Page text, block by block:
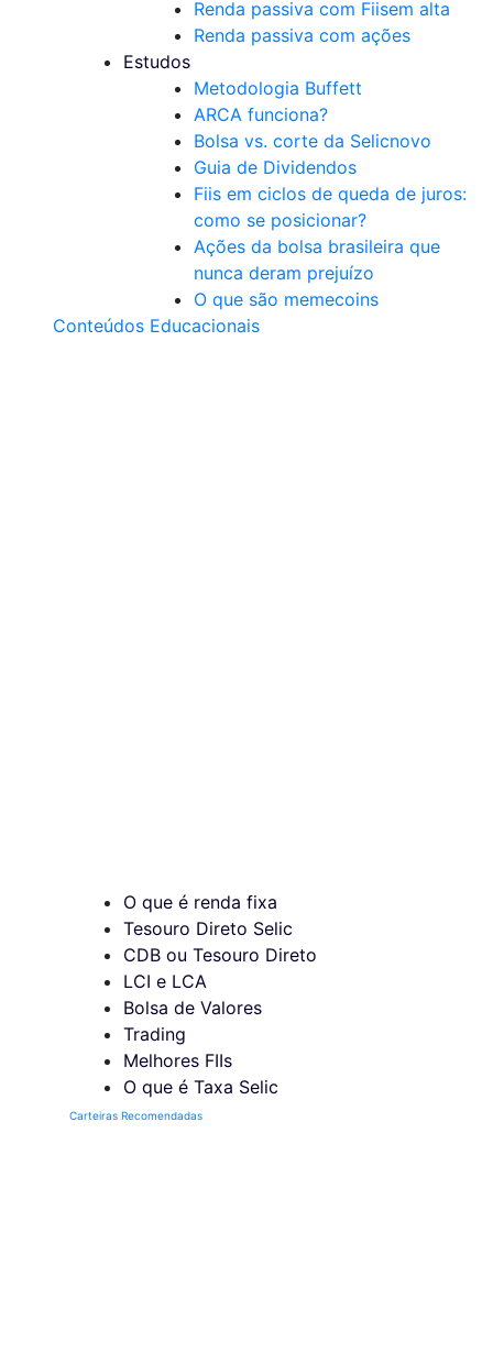
Renda passiva com Fiisem alta
Renda passiva com ações
Estudos
Metodologia Buffett
ARCA funciona?
Bolsa vs. corte da Selicnovo
Guia de Dividendos
Fiis em ciclos de queda de juros:
como se posicionar?
Ações da bolsa brasileira que
nunca deram prejuízo
O que são memecoins
Conteúdos Educacionais
O que é renda fixa
Tesouro Direto Selic
CDB ou Tesouro Direto
LCI e LCA
Bolsa de Valores
Trading
Melhores FIIs
O que é Taxa Selic
Carteiras Recomendadas